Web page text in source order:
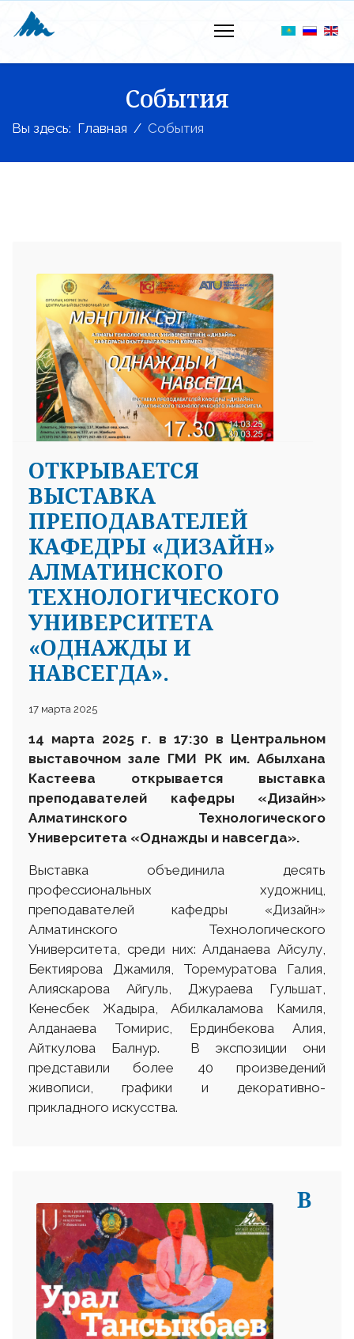
События
Вы здесь: Главная События
ОТКРЫВАЕТСЯ
ВЫСТАВКА
ПРЕПОДАВАТЕЛЕЙ
КАФЕДРЫ «ДИЗАЙН»
АЛМАТИНСКОГО
ТЕХНОЛОГИЧЕСКОГО
УНИВЕРСИТЕТА
«ОДНАЖДЫ И
НАВСЕГДА».
17 марта 2025
14 марта 2025 г. в 17:30 в Центральном
выставочном зале ГМИ РК им. Абылхана
Кастеева открывается выставка
преподавателей кафедры «Дизайн»
Алматинского Технологического
Университета «Однажды и навсегда».
Выставка объединила десять
профессиональных художниц,
преподавателей кафедры «Дизайн»
Алматинского Технологического
Университета, среди них: Алданаева Айсулу,
Бектиярова Джамиля, Торемуратова Галия,
Алияскарова Айгуль, Джураева Гульшат,
Кенесбек Жадыра, Абилкаламова Камиля,
Алданаева Томирис, Ердинбекова Алия,
Айткулова Балнур. В экспозиции они
представили более 40 произведений
живописи, графики и декоративно-
прикладного искусства.
В
23 97